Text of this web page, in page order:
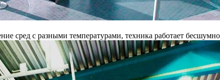
сред с разными температурами, техника работает